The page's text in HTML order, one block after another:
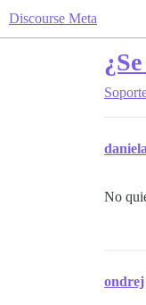
Discourse Meta
No
ondrej